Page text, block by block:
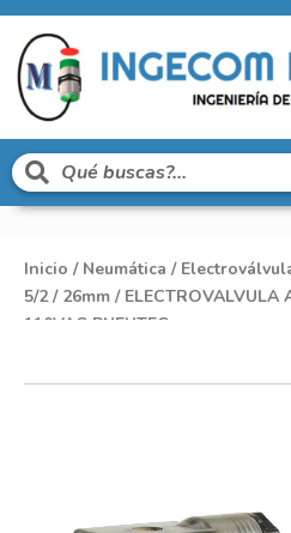
Inicio / Neumática /
5/2/ 26mm / ELECTROVALVULA
110VAC PNEUTEC